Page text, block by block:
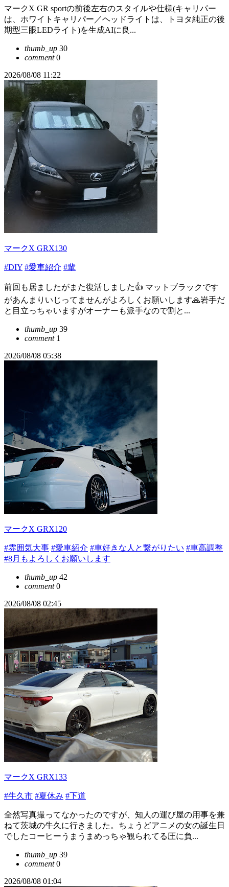
マークX GR sportの前後左右のスタイルや仕様(キャリパー
は、ホワイトキャリパー／ヘッドライトは、トヨタ純正の後
期型三眼LEDライト)を生成AIに良...
thumb_up 30
comment0
2026/08/08 11:22
マークX GRX130
#DIY #愛車紹介 #輩
前回も居ましたがまた復活しました👍️ マットブラックです
があんまりいじってませんがよろしくお願いします🙏岩手だ
と目立っちゃいますがオーナーも派手なので割と...
thumb_up 39
comment1
2026/08/08 05:38
マークX GRX120
#雰囲気大事 #愛車紹介 #車好きな人と繋がりたい #車高調整
#8月もよろしくお願いします
thumb_up 42
comment0
2026/08/08 02:45
マークX GRX133
#牛久市 #夏休み #下道
全然写真撮ってなかったのですが、知人の運び屋の用事を兼
ねて茨城の牛久に行きました。ちょうどアニメの女の誕生日
でしたコーヒーうまうまめっちゃ観られてる圧に負...
thumb_up 39
comment0
2026/08/08 01:04